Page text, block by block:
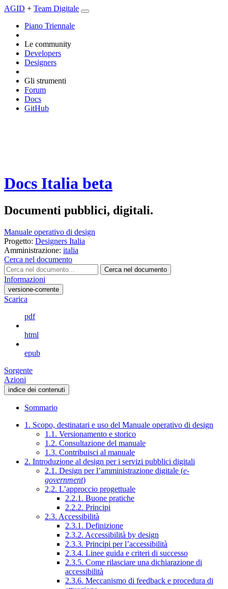
AGID + Team Digitale
Piano Triennale
Le community
Developers
Designers
Gli strumenti
Forum
Docs
GitHub
Docs Italia beta
Documenti pubblici, digitali.
Manuale operativo di design
Progetto: Designers Italia
Amministrazione: italia
Cerca nel documento
Cerca nel documento
Informazioni
versione-corrente
Scarica
pdf
html
epub
Sorgente
Azioni
indice dei contenuti
Sommario
1. Scopo, destinatari e uso del Manuale operativo di design
1.1. Versionamento e storico
1.2. Consultazione del manuale
1.3. Contribuisci al manuale
2. Introduzione al design per i servizi pubblici digitali
2.1. Design per l’amministrazione digitale (e-
government)
2.2. L’approccio progettuale
2.2.1. Buone pratiche
2.2.2. Principi
2.3. Accessibilità
2.3.1. Definizione
2.3.2. Accessibilità by design
2.3.3. Principi per l’accessibilità
2.3.4. Linee guida e criteri di successo
2.3.5. Come rilasciare una dichiarazione di
accessibilità
2.3.6. Meccanismo di feedback e procedura di